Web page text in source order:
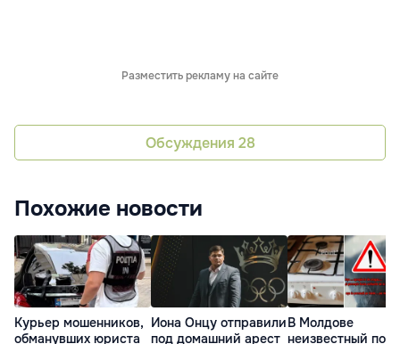
Разместить рекламу на сайте
Обсуждения 28
Похожие новости
Курьер мошенников,
обманувших юриста
Иона Онцу отправили
под домашний арест
В Молдове
неизвестный